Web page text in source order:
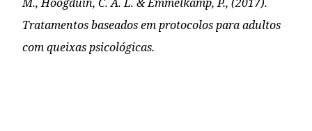
Tratamentos baseados em protocolos para adultos
com queixas psicológicas.